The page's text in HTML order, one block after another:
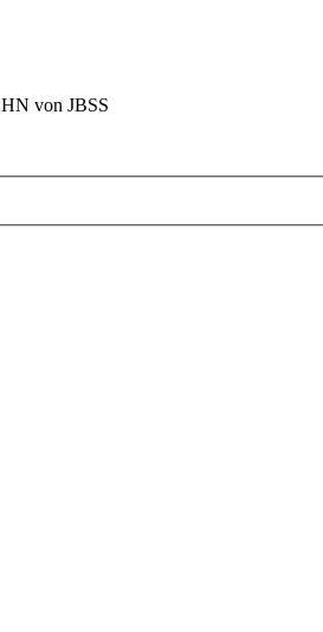
von JBSS